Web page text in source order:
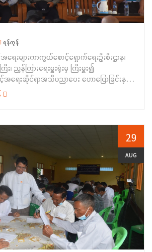
း စသည်တို့ကို ယုံကြည်သက်ဝင်သည့်အလျှောက်
လူငယ်များက ကရင်အဖိုးအဖွားထံမှာ ချည်ဖြူဖွဲ့
ပျက်စေရေးအတွက် ကရင်တိုင်းရင်းသား
င်းသားများ၏ ရိုးရာဓလေ့ထုံးတမ်းများ၊ ဒြပ်ရှိ
မွေအနှစ်များကိုလည်း ဆက်လက်ထိန်းသိမ်း
င့် တိုင်းပြည်ဖွံ့ဖြိုး တိုးတက်ရေးလုပ်ငန်းများ၊
းစဉ်များတို့တွင်လည်း အခြားသော
င်းနောက် တိုင်းရင်းသားဘာသာသင်ဆရာမတစ်
က်လာကြသော ကရင်တိုင်းရင်းသားရိုးရာ
ားက ကရင်ဒုံးယိမ်းအကများဖြင့်
င်းရင်းသားအကအဖွဲ့များက ရှမ်းအကများဖြင့်
ျော်ဖြေခဲ့ကြပါသည်။ ဆက်လက်၍ တိုင်းဒေသ
းမျိုးဆွေဝင်းက ချည်ဖြူဖွဲ့ပေးသည့် ကရင်အဖိုး
များအတွက် ထောက်ပံ့ငွေများပေးအပ်ခဲ့ပါသည်။
င်းသားစာပေနှင့်ယဉ်ကျေးမှုကော်မတီ အဖွဲ့ဝင်
ကားပြန်လည်ပြောကြားခဲ့ပြီး စုပေါင်း
က်ကူးခဲ့ကြကာ တက်ရောက်လာကြ
ော်များအား ကရင်ရိုးရာတိုင်းရင်းသား
ရန်ကုန်
ေးများကာကွယ်စောင့်ရှောက်ရေးဦးစီးဌာန၊
၊ ညွှန်ကြားရေးမှူးရုံးမှ ကြီးမှူး၍
အရေးဆိုင်ရာအသိပညာပေး ဟောပြောခြင်းနှင့်
က်မွေးဝမ်းကျောင်းပညာလိုအပ်ချက်တို့ကို
စီအစဉ်”နှင့် “ဆပ်ပြာရည်၊ ခေါင်းလျှော်ရည်၊
မ်းအနား”ကို (၂၁-၈-၂၀၂၃) ရက်နေ့ နံနက်
န်တွင် ရန်ကုန်တိုင်းဒေသကြီး၊ မှော်ဘီမြို့နယ်၊
ဘုရား ကျောင်းခန်းမ၌ ကျင်းပပြုလုပ်ခဲ့ပါသည်။
င်းရင်းသားအခွင့်အရေးများကာကွယ်
စီးဌာန ရန်ကုန် တိုင်းဒေသကြီး ညွှန်ကြားရေးမှူး
ေးမှူး ဒေါ်ဖြူဖြူဝင်းက တိုင်းရင်းသား လူမျိုး
ဌာနအကြောင်းမိတ်ဆက်ခြင်း၊&nbsp;
များ၏ အခွင့်အရေး ကာကွယ်စောင့်ရှောက်သည့်
ားအကြောင်း၊ တိုင်းရင်းသားအချင်းချင်း
မ်းဖက်မှုဖြစ်စေရန် လှုံ့ဆော်မှုကို တားဆီးရေး
များကိုလည်းကောင်း၊ တိုင်းရင်းသားလူမျိုး
ကာကွယ်စောင့်ရှောက်သည့် ဥပဒေတွင်ပါရှိသည့်
29
AUG